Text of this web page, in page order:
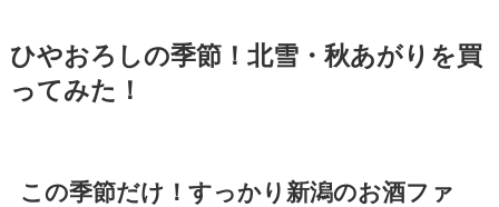
ひやおろしの季節！北雪・秋あがりを買
ってみた！
この季節だけ！すっかり新潟のお酒ファ